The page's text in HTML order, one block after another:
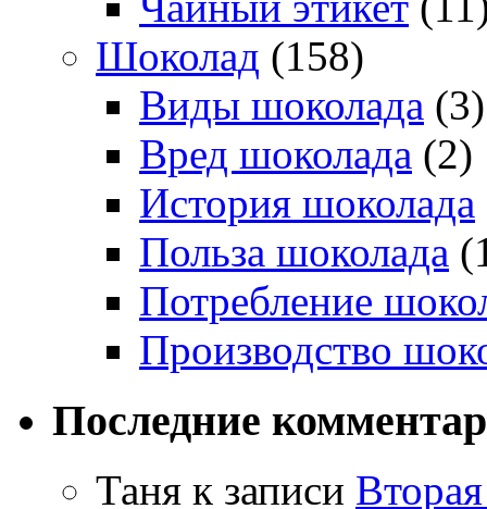
Шоколад (158)
Виды шоколада (3)
Вред шоколада (2)
История шоколада
Польза шоколада
Потребление
Производство
Последние
Таня к записи